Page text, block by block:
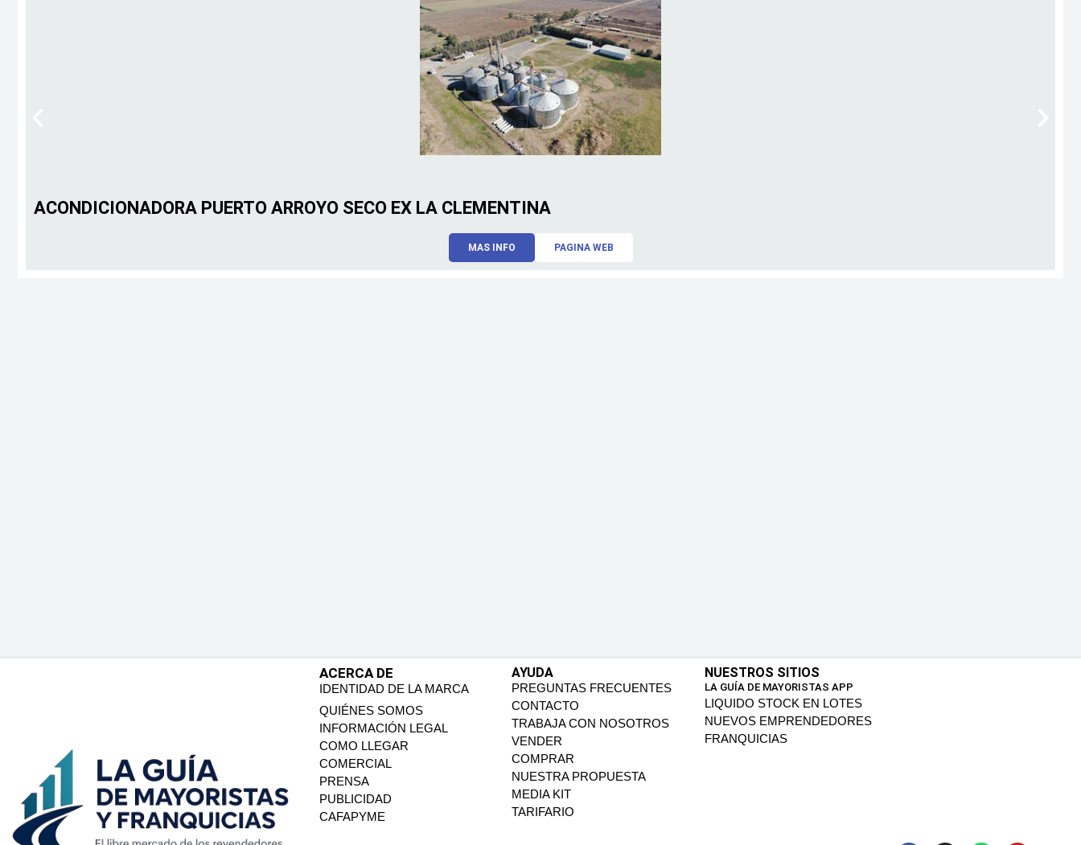
ACONDICIONADORA PUERTO ARROYO SECO EX LA CLEMENTINA
MAS INFO PAGINA WEB
ACERCA DE
IDENTIDAD DE LA MARCA
QUIÉNES SOMOS
INFORMACIÓN LEGAL
COMO LLEGAR
COMERCIAL
PRENSA
PUBLICIDAD
CAFAPYME
AYUDA
PREGUNTAS FRECUENTES
CONTACTO
TRABAJA CON NOSOTROS
VENDER
COMPRAR
NUESTRA PROPUESTA
MEDIA KIT
TARIFARIO
NUESTROS SITIOS
LA GUÍA DE MAYORISTAS APP
LIQUIDO STOCK EN LOTES
NUEVOS EMPRENDEDORES
FRANQUICIAS